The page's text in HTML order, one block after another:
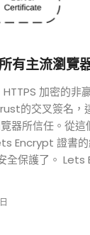
有主流瀏覽
加密的非
的交叉簽名，
器所信任。從這
Encrypt 證書
全保護了。